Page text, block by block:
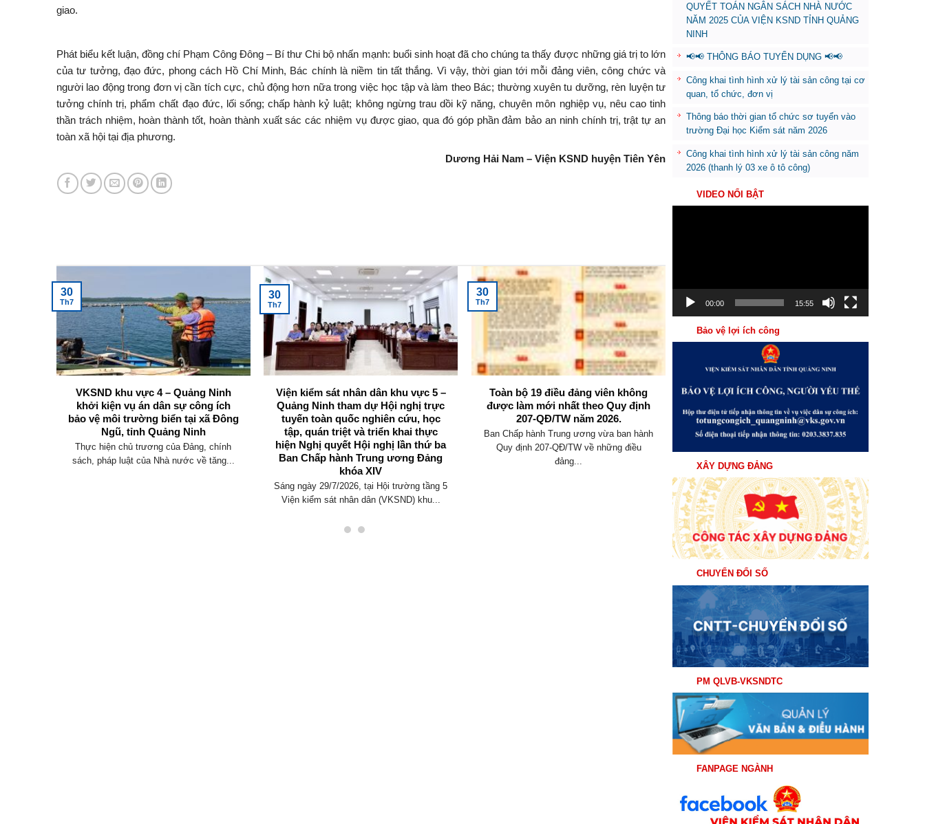
giao.
Phát biểu kết luận, đồng chí Phạm Công Đông – Bí thư Chi bộ nhấn mạnh: buổi sinh hoạt đã cho chúng ta thấy được những giá trị to lớn
của tư tưởng, đạo đức, phong cách Hồ Chí Minh, Bác chính là niềm tin tất thắng. Vì vậy, thời gian tới mỗi đảng viên, công chức và
người lao động trong đơn vị cần tích cực, chủ động hơn nữa trong việc học tập và làm theo Bác; thường xuyên tu dưỡng, rèn luyện tư
tưởng chính trị, phẩm chất đạo đức, lối sống; chấp hành kỷ luật; không ngừng trau dồi kỹ năng, chuyên môn nghiệp vụ, nêu cao tinh
thần trách nhiệm, hoàn thành tốt, hoàn thành xuất sác các nhiệm vụ được giao, qua đó góp phần đảm bảo an ninh chính trị, trật tự an
toàn xã hội tại địa phương.
Dương Hải Nam – Viện KSND huyện Tiên Yên
Chi bộ 7 thuộc Đảng bộ Viện kiểm
sát nhân dân tỉnh Quảng Ninh đổi
mới nâng cao chất lượng sinh hoạt
Chi bộ
23/7/2025 cua Ban Bí thư Trung ương
07
Th8
VKSND khu vực 4 – Quảng Ninh
khởi kiện vụ án dân sự công ích
bảo vệ môi trường biển tại xã Đông
Ngũ, tỉnh Quảng Ninh
Thực hiện chủ trương của Đảng, chính
sách, pháp luật của Nhà nước về tăng...
30
Th7
Viện kiểm sát nhân dân khu vực 5 –
Quảng Ninh tham dự Hội nghị trực
tuyến toàn quốc nghiên cứu, học
tập, quán triệt và triển khai thực
hiện Nghị quyết Hội nghị lần thứ ba
Ban Chấp hành Trung ương Đảng
khóa XIV
Sáng ngày 29/7/2026, tại Hội trường tầng 5
Viện kiểm sát nhân dân (VKSND) khu...
30
Th7
Toàn bộ 19 điều đảng viên không
được làm mới nhất theo Quy định
207-QĐ/TW năm 2026.
Ban Chấp hành Trung ương vừa ban hành
Quy định 207-QĐ/TW về những điều
đảng...
30
Th7
QUYẾT TOÁN NGÂN SÁCH NHÀ NƯỚC
NĂM 2025 CỦA VIỆN KSND TỈNH QUẢNG
NINH
📢📢 THÔNG BÁO TUYỂN DỤNG 📢📢
Công khai tình hình xử lý tài sản công tại cơ
quan, tổ chức, đơn vị
Thông báo thời gian tổ chức sơ tuyển vào
trường Đại học Kiểm sát năm 2026
Công khai tình hình xử lý tài sản công năm
2026 (thanh lý 03 xe ô tô công)
VIDEO NỔI BẬT
00:00 15:55
Bảo vệ lợi ích công
XÂY DỰNG ĐẢNG
CHUYỂN ĐỔI SỐ
PM QLVB-VKSNDTC
FANPAGE NGÀNH